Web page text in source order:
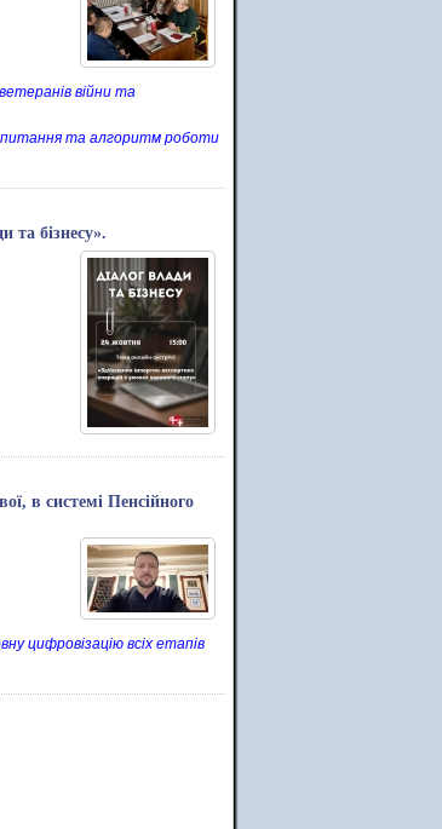
війни та
питання та алгоритм роботи
та бізнесу».
в системі Пенсійного
цифровізацію всіх етапів